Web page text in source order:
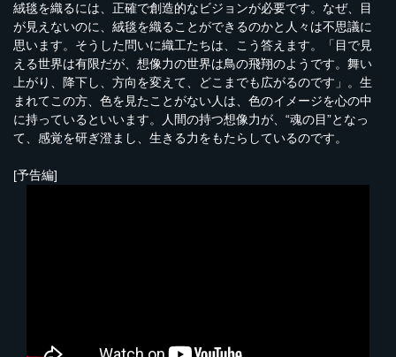
絨毯を織るには、正確で創造的なビジョンが必要です。なぜ、目
が見えないのに、絨毯を織ることができるのかと人々は不思議に
思います。そうした問いに織工たちは、こう答えます。「目で見
える世界は有限だが、想像力の世界は鳥の飛翔のようです。舞い
上がり、降下し、方向を変えて、どこまでも広がるのです」。生
まれてこの方、色を見たことがない人は、色のイメージを心の中
に持っているといいます。人間の持つ想像力が、“魂の目”となっ
て、感覚を研ぎ澄まし、生きる力をもたらしているのです。
[予告編]